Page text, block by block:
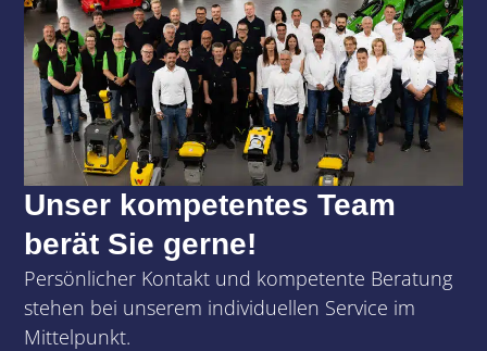
Unser kompetentes Team
berät Sie gerne!
Persönlicher Kontakt und kompetente Beratung
stehen bei unserem individuellen Service im
Mittelpunkt.